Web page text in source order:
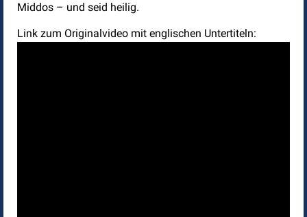
Middos – und seid heilig.
Link zum Originalvideo mit englischen Untertiteln: